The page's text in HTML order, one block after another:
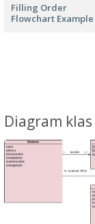
Filling Order
Flowchart Example
Diagram klas